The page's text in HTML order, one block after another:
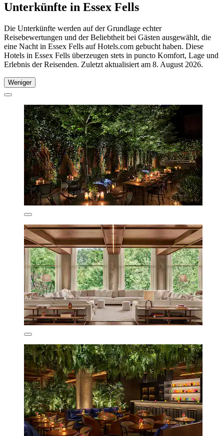
Unterkünfte in Essex Fells
Die Unterkünfte werden auf der Grundlage echter
Reisebewertungen und der Beliebtheit bei Gästen ausgewählt, die
eine Nacht in Essex Fells auf Hotels.com gebucht haben. Diese
Hotels in Essex Fells überzeugen stets in puncto Komfort, Lage und
Erlebnis der Reisenden. Zuletzt aktualisiert am 8. August 2026.
Weniger